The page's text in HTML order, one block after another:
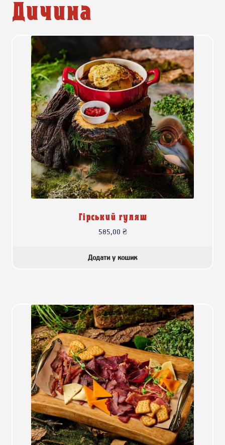
Дичина
Гірський гуляш
585,00 ₴
Додати у кошик